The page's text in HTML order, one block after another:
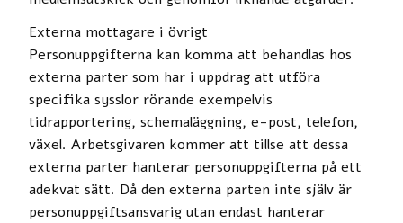
Externa mottagare i övrigt
Personuppgifterna kan komma att behandlas hos
externa parter som har i uppdrag att utföra
specifika sysslor rörande exempelvis
tidrapportering, schemaläggning, e-post, telefon,
växel. Arbetsgivaren kommer att tillse att dessa
externa parter hanterar personuppgifterna på ett
adekvat sätt. Då den externa parten inte själv är
personuppgiftsansvarig utan endast hanterar